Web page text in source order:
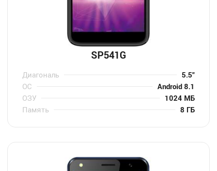
SP541G
Диагональ
5.5″
ОС
Android 8.1
ОЗУ
1024 МБ
Память
8 ГБ